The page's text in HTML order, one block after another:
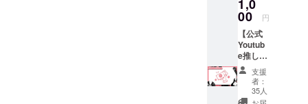
1,0
00 円
【公式
Youtub
e推し活
コー
ス】 公
Youtub
支援
者：
35人